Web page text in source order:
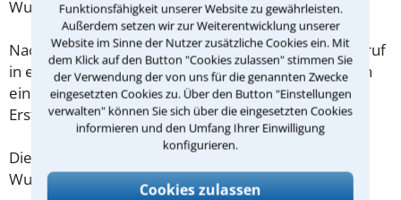
Funktionsfähigkeit unserer Website zu gewährleisten.
Außerdem setzen wir zur Weiterentwicklung unserer
Website im Sinne der Nutzer zusätzliche Cookies ein. Mit
dem Klick auf den Button "Cookies zulassen" stimmen Sie
der Verwendung der von uns für die genannten Zwecke
eingesetzten Cookies zu. Über den Button "Einstellungen
verwalten" können Sie sich über die eingesetzten Cookies
informieren und den Umfang Ihrer Einwilligung
konfigurieren.
Cookies zulassen
Wuppertal mit.
Nachdem Sie über das Kontaktformular einen Rückruf
in einer Kanzlei angefordert haben, stellen wir Ihnen
eine Checkliste zur Verfügung, mit der Sie das
Erstgespräch ausreichend vorbereiten können.
Die Kosten eines Anwalts für Energierecht in
Wuppertal sind oft geringer als gedacht!